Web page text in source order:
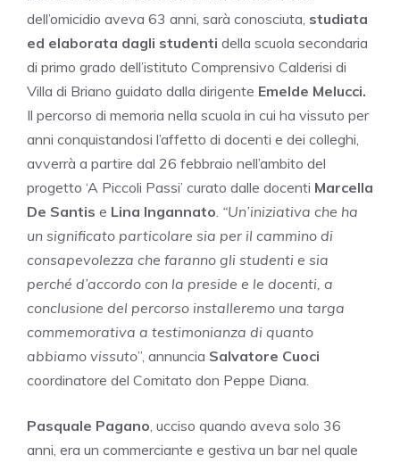
dell’omicidio aveva 63 anni, sarà conosciuta, studiata
ed elaborata dagli studenti della scuola secondaria
di primo grado dell’istituto Comprensivo Calderisi di
Villa di Briano guidato dalla dirigente Emelde Melucci.
Il percorso di memoria nella scuola in cui ha vissuto per
anni conquistandosi l’affetto di docenti e dei colleghi,
avverrà a partire dal 26 febbraio nell’ambito del
progetto ‘A Piccoli Passi’ curato dalle docenti Marcella
De Santis e Lina Ingannato. “Un’iniziativa che ha
un significato particolare sia per il cammino di
consapevolezza che faranno gli studenti e sia
perché d’accordo con la preside e le docenti, a
conclusione del percorso installeremo una targa
commemorativa a testimonianza di quanto
abbiamo vissuto”, annuncia Salvatore Cuoci
coordinatore del Comitato don Peppe Diana.
Pasquale Pagano, ucciso quando aveva solo 36
anni, era un commerciante e gestiva un bar nel quale